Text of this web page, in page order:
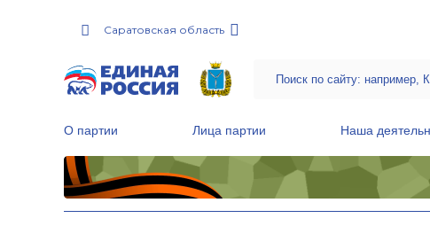
Саратовская область
О партии Лица партии Наша